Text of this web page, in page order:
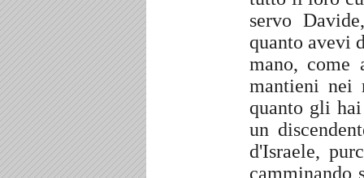
servo
quanto avevi
mano, come
mantieni nei
quanto gli
un
d'Israele,
camminando